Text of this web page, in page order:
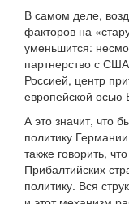
В самом деле,
факторов на
уменьшится:
партнерство с
Россией, центр
европейской
А это значит, что
политику
также говорить,
Прибалтийских
политику. Вся